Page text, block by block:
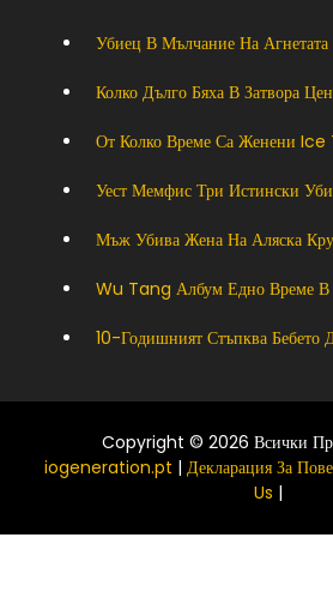
Убиец В Мълчание На Агнетата
Колко Дълго Бяха В Затвора
От Колко Време Са Женени
Уест Мемфис Три Истински
Мъж Убива Жена На Аляска
Wu Tang Албум Едно Време
10-Годишният Стъпква Бебето
Copyright © 2026 Всички
iogeneration.pt | Декларация За
Us |